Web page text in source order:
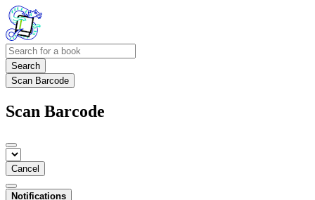
Search
Scan Barcode
Scan Barcode
Cancel
Notifications